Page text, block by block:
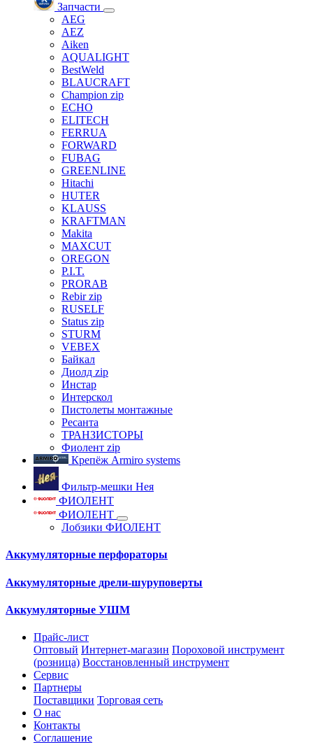
Запчасти
AEG
AEZ
Aiken
AQUALIGHT
BestWeld
BLAUCRAFT
Champion zip
ECHO
ELITECH
FERRUA
FORWARD
FUBAG
GREENLINE
Hitachi
HUTER
KLAUSS
KRAFTMAN
Makita
MAXCUT
OREGON
P.I.T.
PRORAB
Rebir zip
RUSELF
Status zip
STURM
VEBEX
Байкал
Диолд zip
Инстар
Интерскол
Пистолеты монтажные
Ресанта
ТРАНЗИСТОРЫ
Фиолент zip
Крепёж Armiro systems
Фильтр-мешки Нея
ФИОЛЕНТ
ФИОЛЕНТ
Лобзики ФИОЛЕНТ
Аккумуляторные перфораторы
Аккумуляторные дрели-шуруповерты
Аккумуляторные УШМ
Прайс-лист
Оптовый Интернет-магазин Пороховой инструмент
(розница) Восстановленный инструмент
Сервис
Партнеры
Поставщики Торговая сеть
О нас
Контакты
Соглашение